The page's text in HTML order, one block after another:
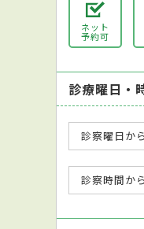
ネット
予約可
診療曜日・
診察曜日か
診察時間か